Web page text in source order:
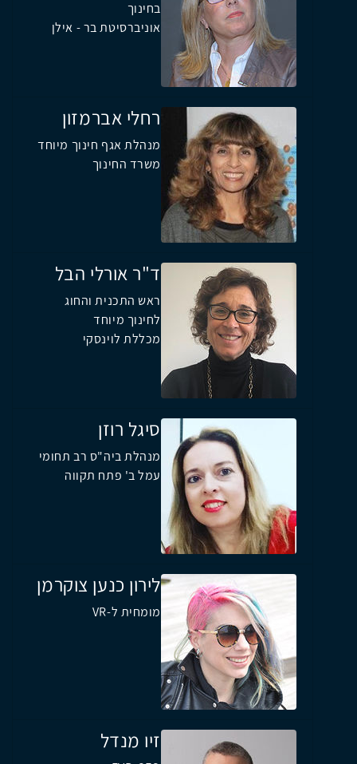
בחינוך
אוניברסיטת בר - אילן
רחלי אברמזון
מנהלת אגף חינוך מיוחד
משרד החינוך
ד"ר אורלי הבל
ראש התכנית והחוג
לחינוך מיוחד
מכללת לוינסקי
סיגל רוזן
מנהלת ביה"ס רב תחומי
עמל ב' פתח תקווה
לירון כנען צוקרמן
מומחית ל-VR
זיו מנדל